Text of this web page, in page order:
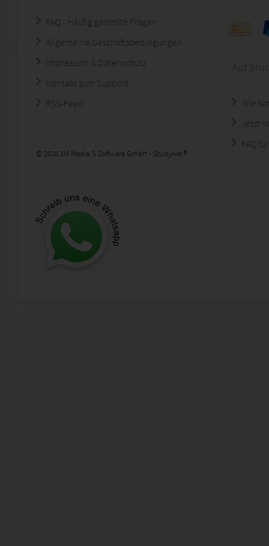
FAQ - Häufig gestellte Fragen
Allgemeine Geschäftsbedingungen
Impressum & Datenschutz
Kontakt zum Support
RSS-Feed
© 2026 1M Media & Software GmbH - StudyAid ®
Wie
Jetzt
FAQ